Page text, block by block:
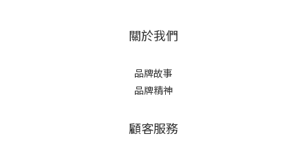
關於我們
品牌故事
品牌精神
顧客服務